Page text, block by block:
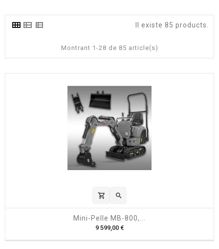
Il existe 85 products.
Montrant 1-28 de 85 article(s)
shopping_cart 
Mini-Pelle MB-800,...
9 599,00 €P